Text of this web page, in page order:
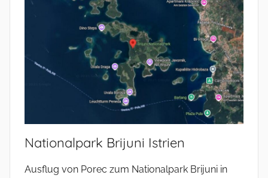
Nationalpark Brijuni Istrien
Ausflug von Porec zum Nationalpark Brijuni in